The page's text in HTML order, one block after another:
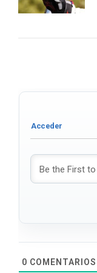
0 COMENTARIOS